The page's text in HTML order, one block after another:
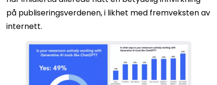
på publiseringsverdenen, i likhet med fremveksten av
internett.